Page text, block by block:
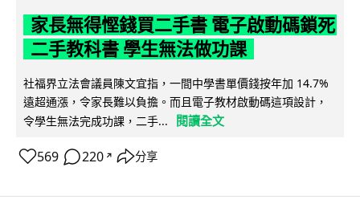
家長無得慳錢買二手書 電子啟動碼鎖死
二手教科書 學生無法做功課
社福界立法會議員陳文宜指，一間中學書單價錢按年加 14.7%
遠超通漲，令家長難以負擔。而且電子教材啟動碼這項設計，
令學生無法完成功課，二手...
閱讀全文
569 220 ↗ 分享